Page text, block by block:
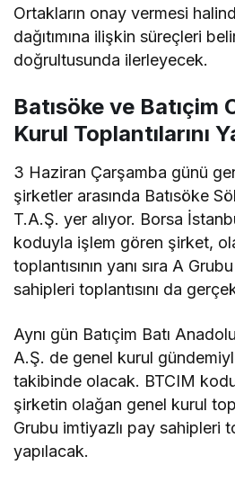
Ortakların onay vermesi
dağıtımına ilişkin süreçleri
doğrultusunda ilerleyecek.
Batısöke ve Batıçim
Kurul Toplantılarını
3 Haziran Çarşamba günü
şirketler arasında Batısöke
T.A.Ş. yer alıyor. Borsa
koduyla işlem gören şirket,
toplantısının yanı sıra A
sahipleri toplantısını da
Aynı gün Batıçim Batı
A.Ş. de genel kurul gündemiyle
takibinde olacak. BTCIM
şirketin olağan genel kurul
Grubu imtiyazlı pay sahipleri
yapılacak.